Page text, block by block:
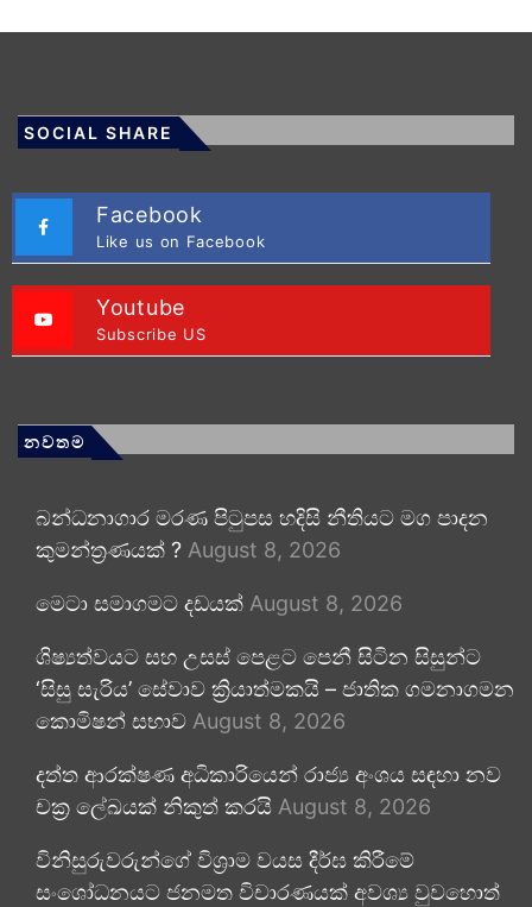
SOCIAL SHARE
Facebook
Like us on Facebook
Youtube
Subscribe US
නවතම
බන්ධනාගාර මරණ පිටුපස හදිසි නීතියට මග පාදන
කුමන්ත්‍රණයක් ? August 8, 2026
මෙටා සමාගමට දඩයක් August 8, 2026
ශිෂ්‍යත්වයට සහ උසස් පෙළට පෙනී සිටින සිසුන්ට
‘සිසු සැරිය’ සේවාව ක්‍රියාත්මකයි – ජාතික ගමනාගමන
කොමිෂන් සභාව August 8, 2026
දත්ත ආරක්ෂණ අධිකාරියෙන් රාජ්‍ය අංශය සඳහා නව
චක්‍ර ලේඛයක් නිකුත් කරයි August 8, 2026
විනිසුරුවරුන්ගේ විශ්‍රාම වයස දීර්ඝ කිරීමේ
සංශෝධනයට ජනමත විචාරණයක් අවශ්‍ය වුවහොත්